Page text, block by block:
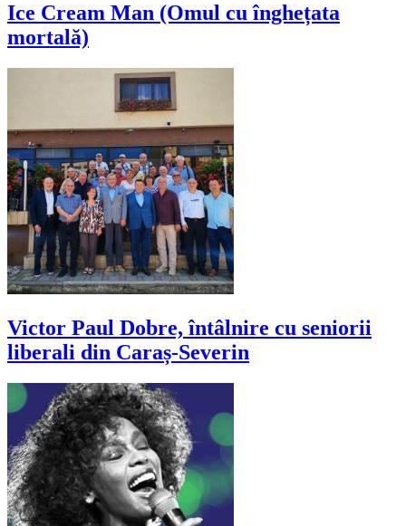
Ice Cream Man (Omul cu înghețata
mortală)
Victor Paul Dobre, întâlnire cu seniorii
liberali din Caraș-Severin